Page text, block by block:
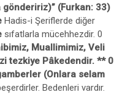
göndeririz)” (Furkan: 33)
Hadis-i Şeriflerde diğer
sıfatlarla mücehhezdir. 0
Muallimimiz, Veli
tezkiye Pâkedendir. ** 0
(Onlara selam
Bedenleri vardır.